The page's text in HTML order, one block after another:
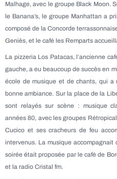
Malhage, avec le groupe Black Moon.
le Banana’s, le groupe Manhattan a
composé de la Concorde
Geniès, et le café les Remparts
La pizzeria Los Patacas, l’ancienne
gauche, a eu beaucoup de succès en
école de musique et de chants, qui
bonne ambiance. Sur la place de la
sont relayés sur scène : musique
années 80, avec les groupes
Cucico et ses cracheurs de feu
intervenus. La musique
soirée était proposée par le café de
et la radio Cristal fm.